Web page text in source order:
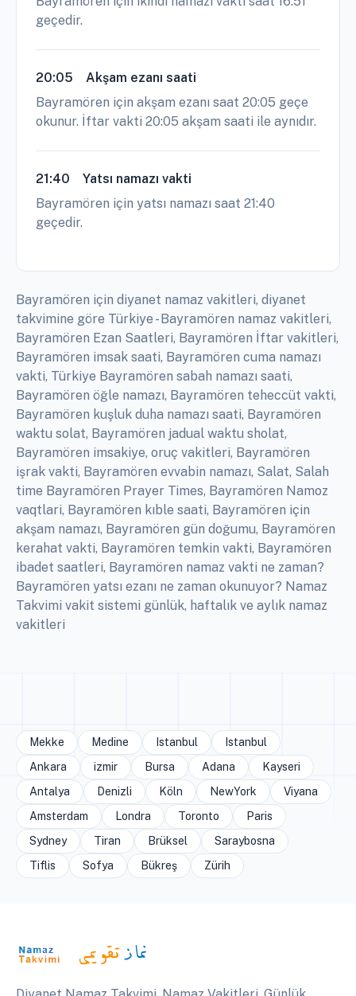
geçedir.
20:05
Akşam ezanı saati
Bayramören için akşam ezanı saat 20:05 geçe
okunur. İftar vakti 20:05 akşam saati ile aynıdır.
21:40
Yatsı namazı vakti
Bayramören için yatsı namazı saat 21:40
geçedir.
Bayramören için diyanet namaz vakitleri, diyanet
takvimine göre Türkiye - Bayramören namaz vakitleri,
Bayramören Ezan Saatleri, Bayramören İftar vakitleri,
Bayramören imsak saati, Bayramören cuma namazı
vakti, Türkiye Bayramören sabah namazı saati,
Bayramören öğle namazı, Bayramören teheccüt vakti,
Bayramören kuşluk duha namazı saati, Bayramören
waktu solat, Bayramören jadual waktu sholat,
Bayramören imsakiye, oruç vakitleri, Bayramören
işrak vakti, Bayramören evvabin namazı, Salat, Salah
time Bayramören Prayer Times, Bayramören Namoz
vaqtlari, Bayramören kıble saati, Bayramören için
akşam namazı, Bayramören gün doğumu, Bayramören
kerahat vakti, Bayramören temkin vakti, Bayramören
ibadet saatleri, Bayramören namaz vakti ne zaman?
Bayramören yatsı ezanı ne zaman okunuyor? Namaz
Takvimi vakit sistemi günlük, haftalık ve aylık namaz
vakitleri
Mekke Medine Istanbul
Istanbul
Ankara
izmir Bursa Adana
Kayseri
Antalya
Denizli Köln NewYork
Viyana
Amsterdam
Londra Toronto
Paris
Sydney
Tiran Brüksel
Saraybosna
Tiflis
Sofya Bükreş Zürih